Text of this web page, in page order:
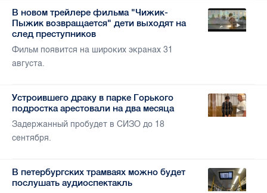
В новом трейлере фильма "Чижик-
Пыжик возвращается" дети выходят на
след преступников
Фильм появится на широких экранах 31
августа.
Устроившего драку в парке Горького
подростка арестовали на два месяца
Задержанный пробудет в СИЗО до 18
сентября.
В петербургских трамваях можно будет
послушать аудиоспектакль